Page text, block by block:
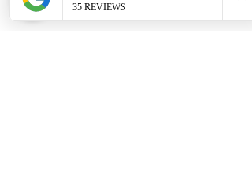
Subscribe for newsletters